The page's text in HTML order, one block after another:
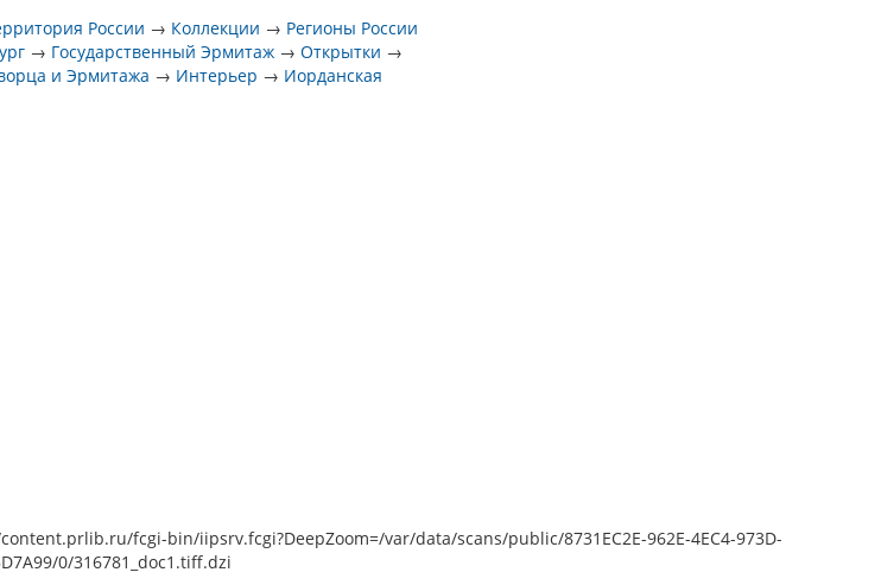
России → Коллекции → Регионы России
→ Государственный Эрмитаж →Открытки →
и Эрмитажа → Интерьер → Иорданская
fcgi-bin/iipsrv.fcgi?DeepZoom=/var/data/scans/public/8731EC2E-962E-4EC4-973D-
0/316781_doc1.tiff.dzi